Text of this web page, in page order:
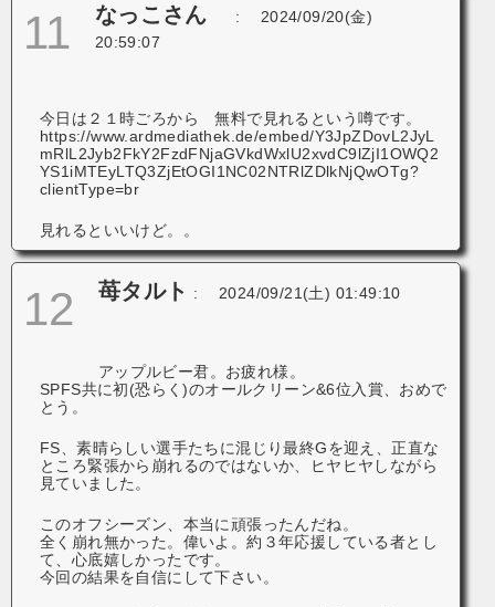
11 なっこさん :
2024/09/20(金)
20:59:07
今日は２１時ごろから 無料で見れるという噂です。
https://www.ardmediathek.de/embed/Y3JpZDovL2JyL
mRlL2Jyb2FkY2FzdFNjaGVkdWxlU2xvdC9lZjI1OWQ2
YS1iMTEyLTQ3ZjEtOGI1NC02NTRlZDlkNjQwOTg?
clientType=br
見れるといいけど。。
12 苺タルト : 2024/09/21(土) 01:49:10
アップルビー君。お疲れ様。
SPFS共に初(恐らく)のオールクリーン&6位入賞、おめで
とう。
FS、素晴らしい選手たちに混じり最終Gを迎え、正直な
ところ緊張から崩れるのではないか、ヒヤヒヤしながら
見ていました。
このオフシーズン、本当に頑張ったんだね。
全く崩れ無かった。偉いよ。約３年応援している者とし
て、心底嬉しかったです。
今回の結果を自信にして下さい。